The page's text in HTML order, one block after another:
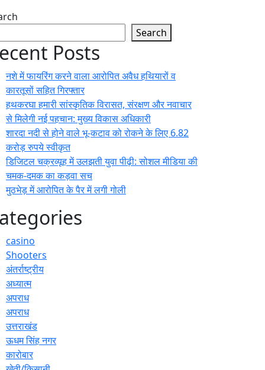
Search
Posts
नशे में फायरिंग करने वाला आरोपित अवैध हथियारों व
कारतूसों सहित गिरफ्तार
हथकरघा हमारी सांस्कृतिक विरासत, संरक्षण और नवाचार
से मिलेगी नई पहचान: मुख्य विकास अधिकारी
शारदा नदी से होने वाले भू-कटाव को रोकने के लिए 6.82
करोड़ रुपये स्वीकृत
डिजिटल चक्रव्यूह में उलझती युवा पीढ़ी: सोशल मीडिया की
चमक-दमक का कड़वा सच
मुठभेड़ में आरोपित के पैर में लगी गोली
casino
Shooters
अंतर्राष्ट्रीय
अध्यात्म
अपराध
अपराध
उत्तराखंड
ऊधम सिंह नगर
कारोबार